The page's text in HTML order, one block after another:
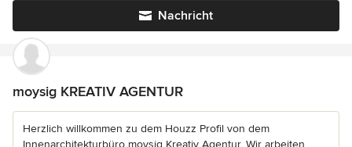
Nachricht
moysig KREATIV AGENTUR
Herzlich willkommen zu dem Houzz Profil von dem